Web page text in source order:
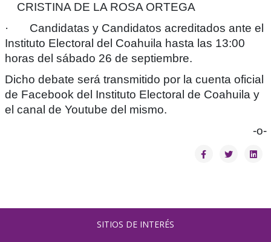
CRISTINA DE LA ROSA ORTEGA
· Candidatas y Candidatos acreditados ante el
Instituto Electoral del Coahuila hasta las 13:00
horas del sábado 26 de septiembre.
Dicho debate será transmitido por la cuenta oficial
de Facebook del Instituto Electoral de Coahuila y
el canal de Youtube del mismo.
-o-
SITIOS DE INTERÉS